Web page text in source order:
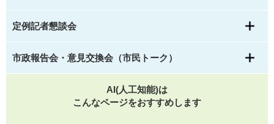
定例記者懇談会
市政報告会・意見交換会（市民トーク）
AI(人工知能)は
こんなページをおすすめします